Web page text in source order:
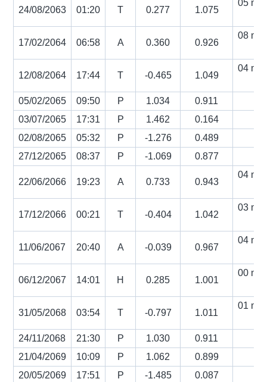
24/08/2063 01:20 T 0.277 1.075
05
17/02/2064 06:58 A 0.360 0.926
08
12/08/2064 17:44 T -0.465 1.049
04
05/02/2065
09:50 P 1.034
0.911
03/07/2065
17:31 P 1.462
0.164
02/08/2065
05:32 P -1.276
0.489
27/12/2065
08:37 P -1.069 0.877
22/06/2066 19:23 A 0.733 0.943
04
17/12/2066 00:21 T -0.404 1.042
03
11/06/2067 20:40 A -0.039 0.967
04
06/12/2067 14:01 H 0.285 1.001
00
31/05/2068 03:54 T -0.797 1.011
01
24/11/2068
21:30 P 1.030
0.911
21/04/2069
10:09 P 1.062
0.899
20/05/2069
17:51 P -1.485
0.087